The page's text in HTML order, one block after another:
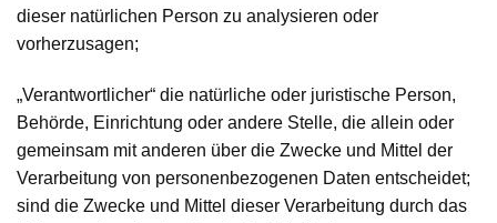
dieser natürlichen Person zu analysieren oder
vorherzusagen;
„Verantwortlicher“ die natürliche oder juristische Person,
Behörde, Einrichtung oder andere Stelle, die allein oder
gemeinsam mit anderen über die Zwecke und Mittel der
Verarbeitung von personenbezogenen Daten entscheidet;
sind die Zwecke und Mittel dieser Verarbeitung durch das